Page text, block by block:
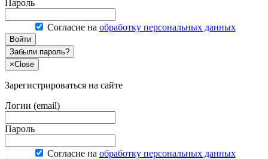
Пароль
Согласие на обработку персональных данных
Войти
Забыли пароль?
×Close
Зарегистрироваться на сайте
Логин (email)
Пароль
Согласие на обработку персональных данных